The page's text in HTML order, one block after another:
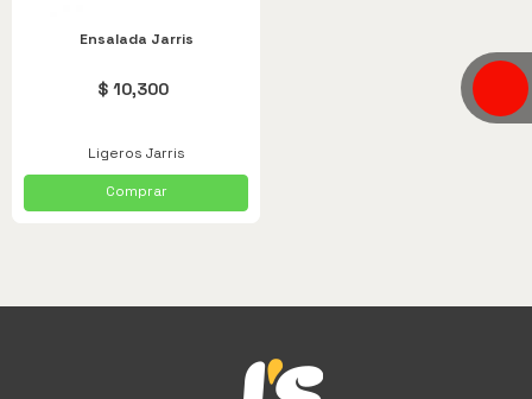
Ensalada Jarris
$ 10,300
Ligeros Jarris
Comprar